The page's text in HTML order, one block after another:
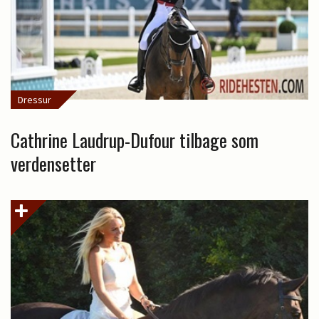
Dressur
Cathrine Laudrup-Dufour tilbage som
verdensetter